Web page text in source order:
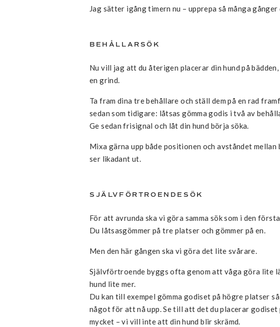
Jag sätter igång timern nu – upprepa så många
BEHÅLLARSÖK
Nu vill jag att du återigen placerar din hund på
en grind.
Ta fram dina tre behållare och ställ dem på en rad
sedan som tidigare: låtsas gömma godis i två av
Ge sedan frisignal och låt din hund börja söka.
Mixa gärna upp både positionen och avståndet
ser likadant ut.
SJÄLVFÖRTROENDESÖK
För att avrunda ska vi göra samma sök som i den
Du låtsasgömmer på tre platser och gömmer på en.
Men den här gången ska vi göra det lite svårare.
Självförtroende byggs ofta genom att våga göra lite
hund lite mer.
Du kan till exempel gömma godiset på högre platser
något för att nå upp. Se till att det du placerar
mycket – vi vill inte att din hund blir skrämd.